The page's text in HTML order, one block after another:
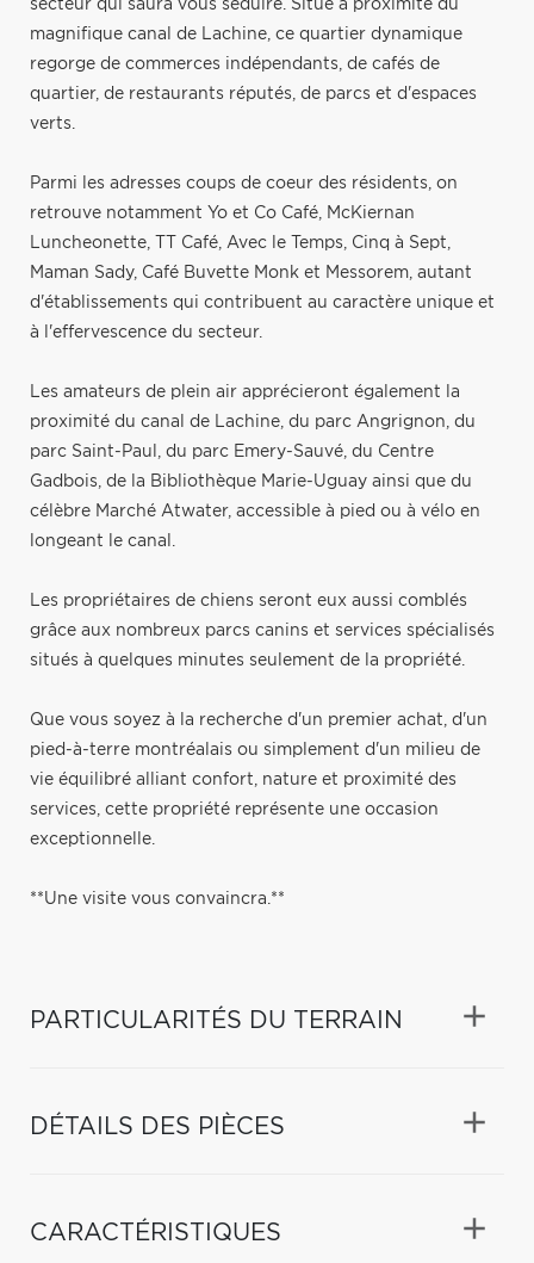
secteur qui saura vous séduire. Situé à proximité du
magnifique canal de Lachine, ce quartier dynamique
regorge de commerces indépendants, de cafés de
quartier, de restaurants réputés, de parcs et d'espaces
verts.
Parmi les adresses coups de coeur des résidents, on
retrouve notamment Yo et Co Café, McKiernan
Luncheonette, TT Café, Avec le Temps, Cinq à Sept,
Maman Sady, Café Buvette Monk et Messorem, autant
d'établissements qui contribuent au caractère unique et
à l'effervescence du secteur.
Les amateurs de plein air apprécieront également la
proximité du canal de Lachine, du parc Angrignon, du
parc Saint-Paul, du parc Emery-Sauvé, du Centre
Gadbois, de la Bibliothèque Marie-Uguay ainsi que du
célèbre Marché Atwater, accessible à pied ou à vélo en
longeant le canal.
Les propriétaires de chiens seront eux aussi comblés
grâce aux nombreux parcs canins et services spécialisés
situés à quelques minutes seulement de la propriété.
Que vous soyez à la recherche d'un premier achat, d'un
pied-à-terre montréalais ou simplement d'un milieu de
vie équilibré alliant confort, nature et proximité des
services, cette propriété représente une occasion
exceptionnelle.
**Une visite vous convaincra.**
PARTICULARITÉS DU TERRAIN
DÉTAILS DES PIÈCES
CARACTÉRISTIQUES